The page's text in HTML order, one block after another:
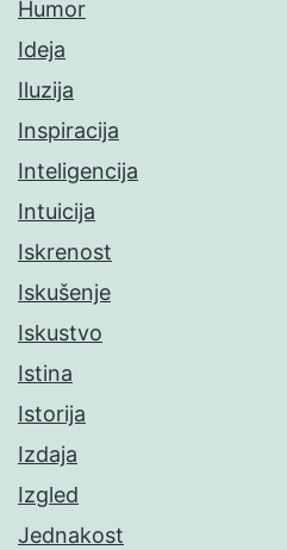
Humor
Ideja
Iluzija
Inspiracija
Inteligencija
Intuicija
Iskrenost
Iskušenje
Iskustvo
Istina
Istorija
Izdaja
Izgled
Jednakost